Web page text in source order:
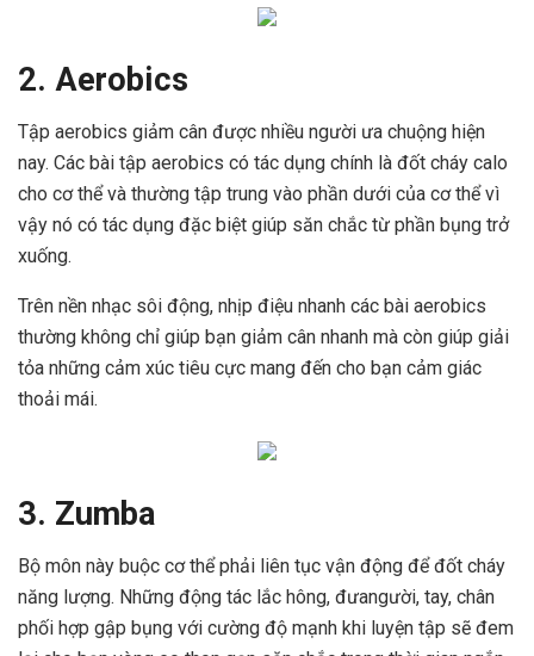
2. Aerobics
Tập aerobics giảm cân được nhiều người ưa chuộng hiện
nay. Các bài tập aerobics có tác dụng chính là đốt cháy calo
cho cơ thể và thường tập trung vào phần dưới của cơ thể vì
vậy nó có tác dụng đặc biệt giúp săn chắc từ phần bụng trở
xuống.
Trên nền nhạc sôi động, nhịp điệu nhanh các bài aerobics
thường không chỉ giúp bạn giảm cân nhanh mà còn giúp giải
tỏa những cảm xúc tiêu cực mang đến cho bạn cảm giác
thoải mái.
3. Zumba
Bộ môn này buộc cơ thể phải liên tục vận động để đốt cháy
năng lượng. Những động tác lắc hông, đưangười, tay, chân
phối hợp gập bụng với cường độ mạnh khi luyện tập sẽ đem